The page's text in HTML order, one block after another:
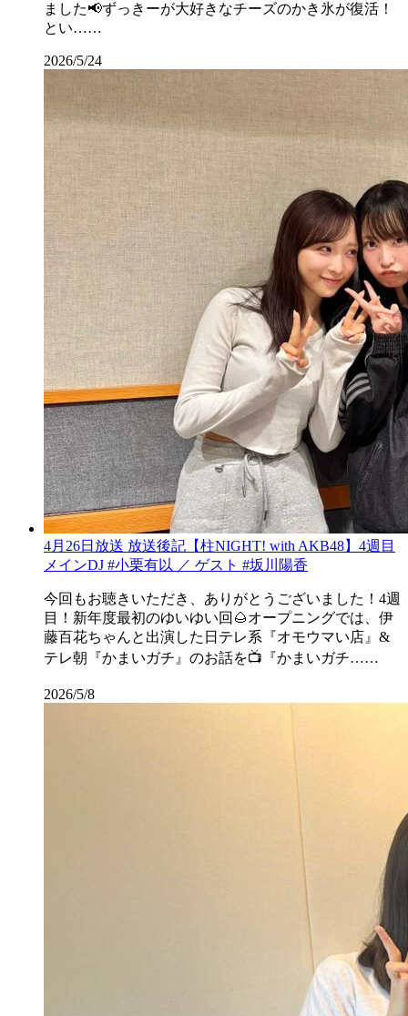
ました📢ずっきーが大好きなチーズのかき氷が復活！
とい……
2026/5/24
4月26日放送 放送後記【柱NIGHT! with AKB48】4週目
メインDJ #小栗有以 ／ ゲスト #坂川陽香
今回もお聴きいただき、ありがとうございました！4週
目！新年度最初のゆいゆい回🌰オープニングでは、伊
藤百花ちゃんと出演した日テレ系『オモウマい店』&
テレ朝『かまいガチ』のお話を📺『かまいガチ……
2026/5/8